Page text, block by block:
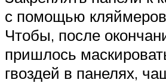
с помощью
Чтобы, после
пришлось
гвоздей в панелях,